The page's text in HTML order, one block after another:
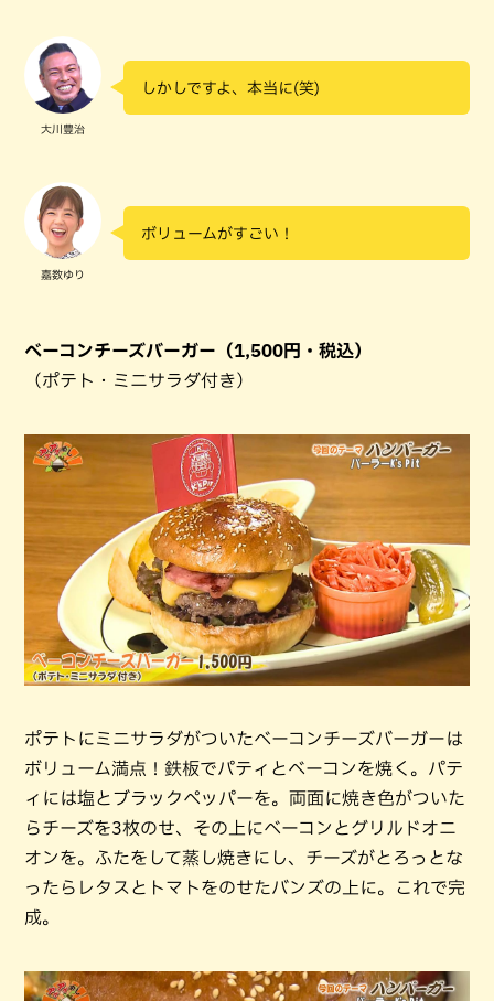
大川豊治
しかしですよ、本当に(笑)
嘉数ゆり
ボリュームがすごい！
ベーコンチーズバーガー（1,500円・税込）
（ポテト・ミニサラダ付き）
ポテトにミニサラダがついたベーコンチーズバーガーは
ボリューム満点！鉄板でパティとベーコンを焼く。パテ
ィには塩とブラックペッパーを。両面に焼き色がついた
らチーズを3枚のせ、その上にベーコンとグリルドオニ
オンを。ふたをして蒸し焼きにし、チーズがとろっとな
ったらレタスとトマトをのせたバンズの上に。これで完
成。